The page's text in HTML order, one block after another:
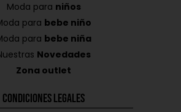
Moda para niños
para bebe niño
para bebe niña
Novedades
Zona outlet
Condiciones Legales